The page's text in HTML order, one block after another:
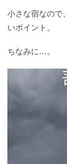
小さな宿なので
いポイント。
ちなみに…。